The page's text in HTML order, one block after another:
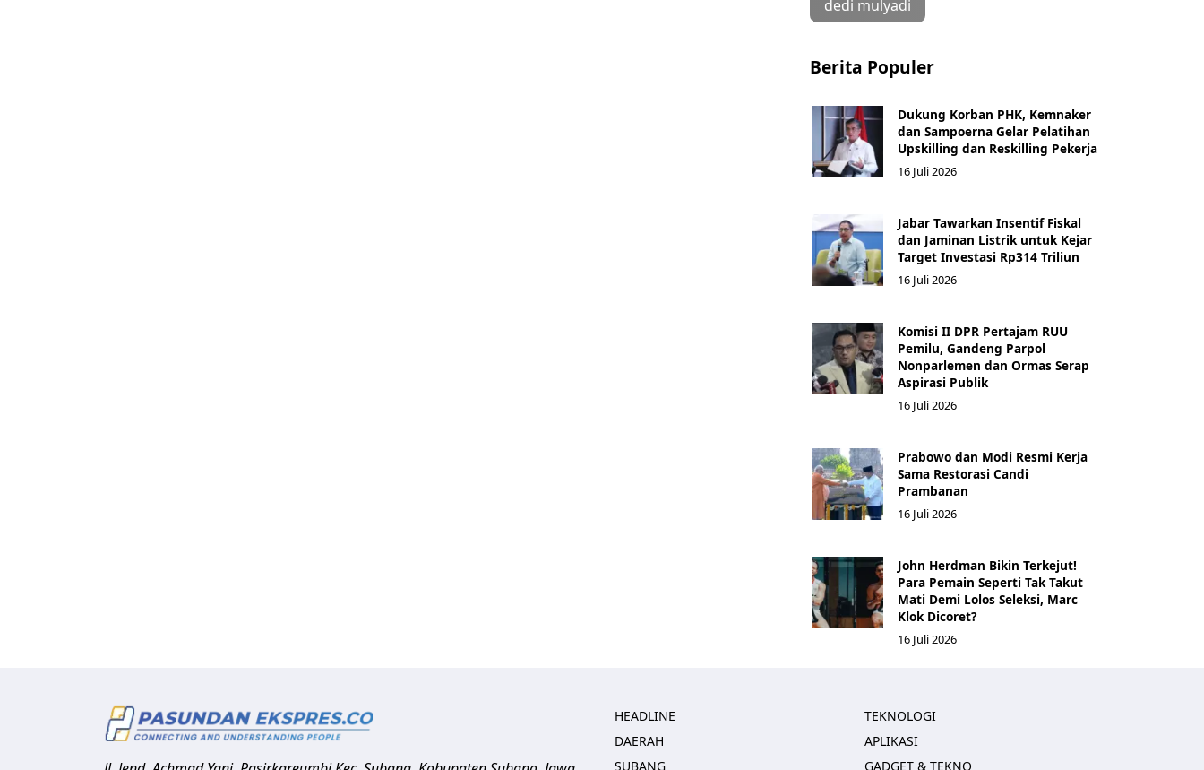
dedi mulyadi
Berita Populer
Dukung Korban PHK, Kemnaker
dan Sampoerna Gelar Pelatihan
Upskilling dan Reskilling Pekerja
16 Juli 2026
Jabar Tawarkan Insentif Fiskal
dan Jaminan Listrik untuk Kejar
Target Investasi Rp314 Triliun
16 Juli 2026
Komisi II DPR Pertajam RUU
Pemilu, Gandeng Parpol
Nonparlemen dan Ormas Serap
Aspirasi Publik
16 Juli 2026
Prabowo dan Modi Resmi Kerja
Sama Restorasi Candi
Prambanan
16 Juli 2026
John Herdman Bikin Terkejut!
Para Pemain Seperti Tak Takut
Mati Demi Lolos Seleksi, Marc
Klok Dicoret?
16 Juli 2026
HEADLINE
DAERAH
SUBANG
TEKNOLOGI
APLIKASI
GADGET & TEKNO